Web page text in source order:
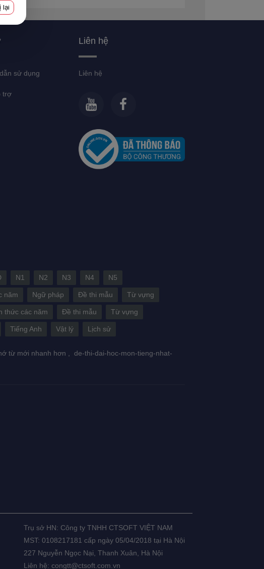
sử dụng
trợ
Liên hệ
Liên hệ
N1 N2 N3 N4 N5
năm Ngữ pháp Đề thi mẫu Từ vựng
thức các năm Đề thi mẫu Từ vựng
Tiếng Anh Vật lý Lịch sử
từ mới nhanh hơn ,
de-thi-dai-hoc-mon-tieng-nhat-
Trụ sở HN: Công ty TNHH CTSOFT VIỆT NAM
MST: 0108217181 cấp ngày 05/04/2018 tại Hà Nội
227 Nguyễn Ngọc Nại, Thanh Xuân, Hà Nội
Liên hệ: congtt@ctsoft.com.vn
lại